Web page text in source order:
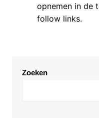
opnemen in de
follow links.
Zoeken